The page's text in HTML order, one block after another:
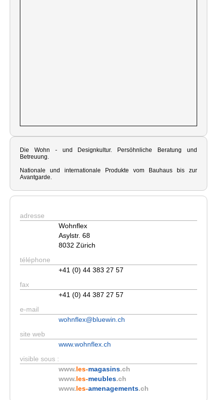
Die Wohn - und Designkultur. Persöhnliche Beratung und
Betreuung.
Nationale und internationale Produkte vom Bauhaus bis zur
Avantgarde.
adresse
Wohnflex
Asylstr. 68
8032 Zürich
téléphone
+41 (0) 44 383 27 57
fax
+41 (0) 44 387 27 57
e-mail
wohnflex@bluewin.ch
site web
www.wohnflex.ch
visible sous :
www.les-magasins.ch
www.les-meubles.ch
www.les-amenagements.ch